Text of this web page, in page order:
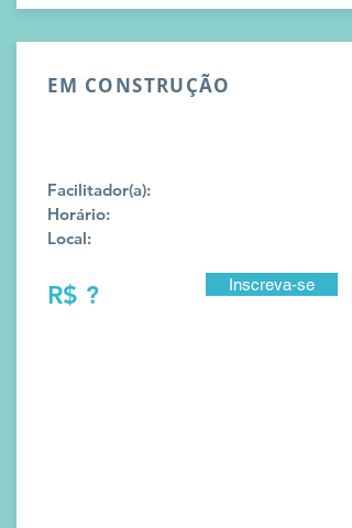
EM CONSTRUÇÃO
Facilitador(a):
Horário:
Local:
R$ ? Inscreva-se